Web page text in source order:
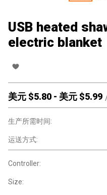
USB heated
electric blanket
美元 $5.80 - 美元 $5.99
生产所需时间:
运送方式:
Controller:
Size: